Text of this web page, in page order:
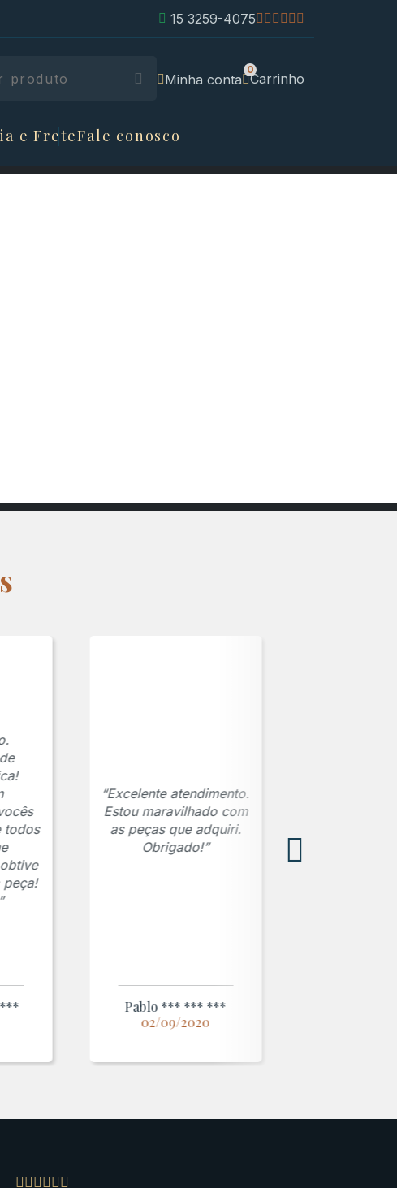
15 3259-4075
Minha conta Carrinho
e FreteFale conosco
todos
peça!
“Excelente atendimento.
Estou maravilhado com
as peças que adquiri.
Obrigado!”
Pablo *** *** ***
02/09/2020